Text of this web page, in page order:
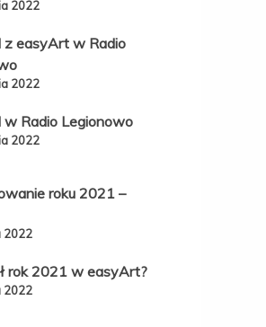
2022
easyArt w Radio
2022
Radio Legionowo
2022
roku 2021 –
2022
rok 2021 w easyArt?
2022